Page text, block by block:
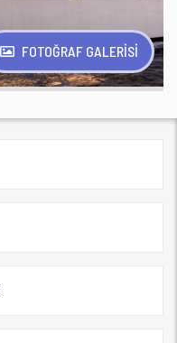
FOTOĞRAF GALERİSİ